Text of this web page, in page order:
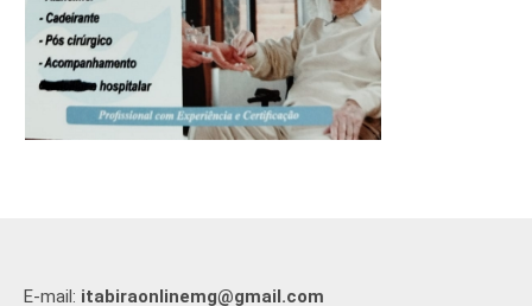
E-mail: itabiraonlinemg@gmail.com